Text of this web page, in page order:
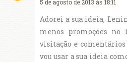
5 de agosto de 2013 às 18:11
Adorei a sua ideia,
menos promoções no
visitação e
vou usar a sua ideia